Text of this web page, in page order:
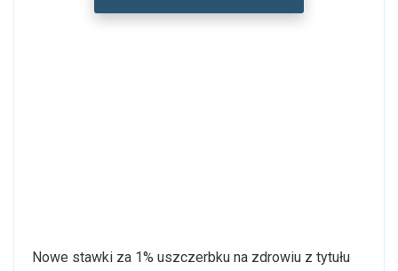
Nowe stawki za 1% uszczerbku na zdrowiu z tytułu